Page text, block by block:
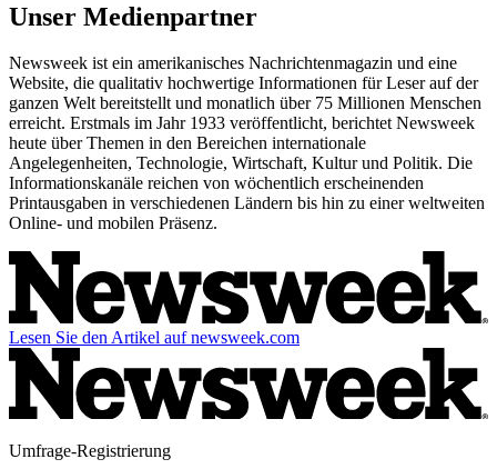
Unser Medienpartner
Newsweek ist ein amerikanisches Nachrichtenmagazin und eine
Website, die qualitativ hochwertige Informationen für Leser auf der
ganzen Welt bereitstellt und monatlich über 75 Millionen Menschen
erreicht. Erstmals im Jahr 1933 veröffentlicht, berichtet Newsweek
heute über Themen in den Bereichen internationale
Angelegenheiten, Technologie, Wirtschaft, Kultur und Politik. Die
Informationskanäle reichen von wöchentlich erscheinenden
Printausgaben in verschiedenen Ländern bis hin zu einer weltweiten
Online- und mobilen Präsenz.
Lesen Sie den Artikel auf newsweek.com
Umfrage-Registrierung